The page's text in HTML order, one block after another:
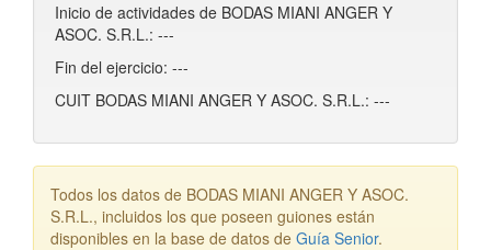
Inicio de actividades de BODAS MIANI ANGER Y
ASOC. S.R.L.: ---
Fin del ejercicio: ---
CUIT BODAS MIANI ANGER Y ASOC. S.R.L.: ---
Todos los datos de BODAS MIANI ANGER Y ASOC.
S.R.L., incluidos los que poseen guiones están
disponibles en la base de datos de Guía Senior.